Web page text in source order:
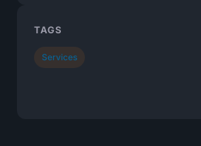
TAGS
Services